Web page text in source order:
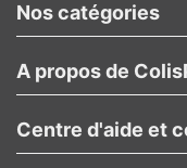
Nos catégories
A propos de
Centre d'aide et